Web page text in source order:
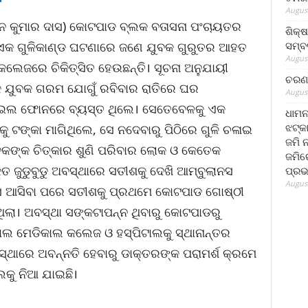
ଦାସ) କୋଟପାଡ ବ୍ଲକ ବତାସନା ପଂଚାୟତର
ଏକ ଗୁଳିକାଣ୍ଡ ଘଟଣାରେ ଜଣେ ଯୁବକ ଗୁରୁତର ଆହତ
ଚିକିତ୍ସିତ ହେଉଛନ୍ତି। ସୂଚନା ଅନୁଯାୟୀ
ଯୁବକ ଗରମ ଯୋଗୁଁ ରବିବାର ରାତିରେ ଘର
ଫୋନରେ ବ୍ୟସ୍ତ ଥିଲେ। ସେତେବେଳକୁ ଏକ
ମାଗିଥିଲେ, ସେ ନଦେବାରୁ ପିଠିରେ ଗୁଳି ଚଳାଇ
ଚିତ୍କାର ଶୁଣି ପରିବାର ଲୋକ ଓ କେତେକ
ଜୁଡୁବୁଡୁ ଅବସ୍ଥାରେ ସତୀଶକୁ ଦେଖି ଆମ୍ବୁଲାନସ
ପରେ ସତୀଶକୁ ପ୍ରଥମେ କୋଟପାଡ ଗୋଷ୍ଠୀ
ଅବସ୍ଥା ସଙ୍କଟାପନ୍ନ ଥିବାରୁ କୋଟପାଡରୁ
ମେଡିକାଲ କଲେଜ ଓ ହସ୍ପିଟାଲକୁ ସ୍ଥାନାନ୍ତର
ଅବନ୍ନତି ହେବାରୁ ଡାକ୍ତରଙ୍କ ପରାମର୍ଶ କ୍ରମେ
ନିଆ ଯାଇଛି।
ଚରଣ
ଜମି